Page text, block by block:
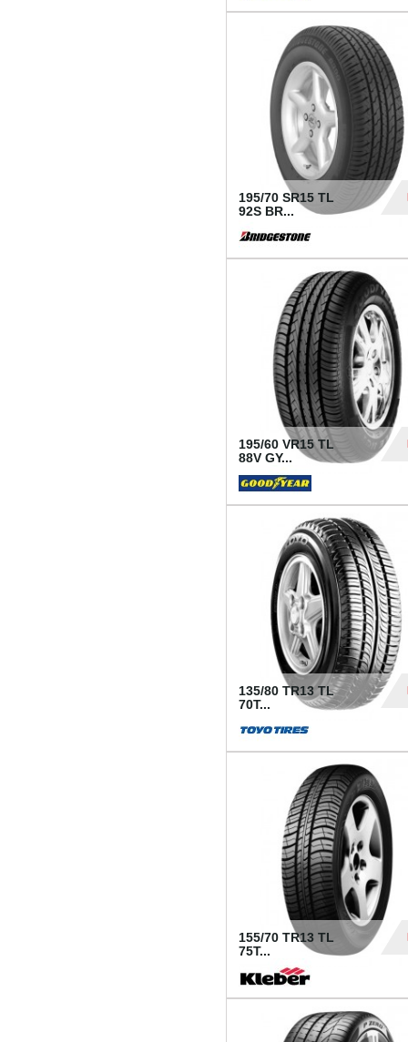
195/70 SR15 TL
92S BR...
195/60 VR15 TL
88V GY...
135/80 TR13 TL
70T...
155/70 TR13 TL
75T...